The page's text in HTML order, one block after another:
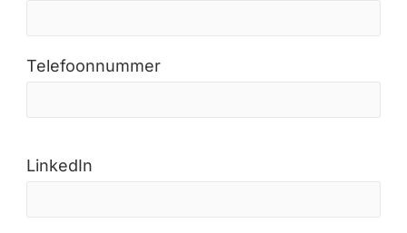
Telefoonnummer
LinkedIn